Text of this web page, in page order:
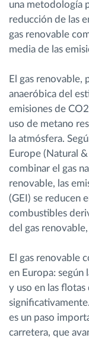
una metodología
reducción de las
gas renovable
media de las
El gas renovable,
anaeróbica del
emisiones de
uso de metano
la atmósfera.
Europe (Natural
combinar el gas
renovable, las
(GEI) se reducen
combustibles
del gas
El gas renovable
en Europa: según
y uso en las
es un paso
carretera, que